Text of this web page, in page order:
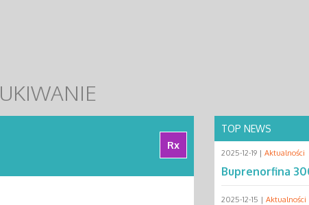
Rx
TOP NEWS
2025-12-19 | Aktualności
2025-12-15 | Aktualności